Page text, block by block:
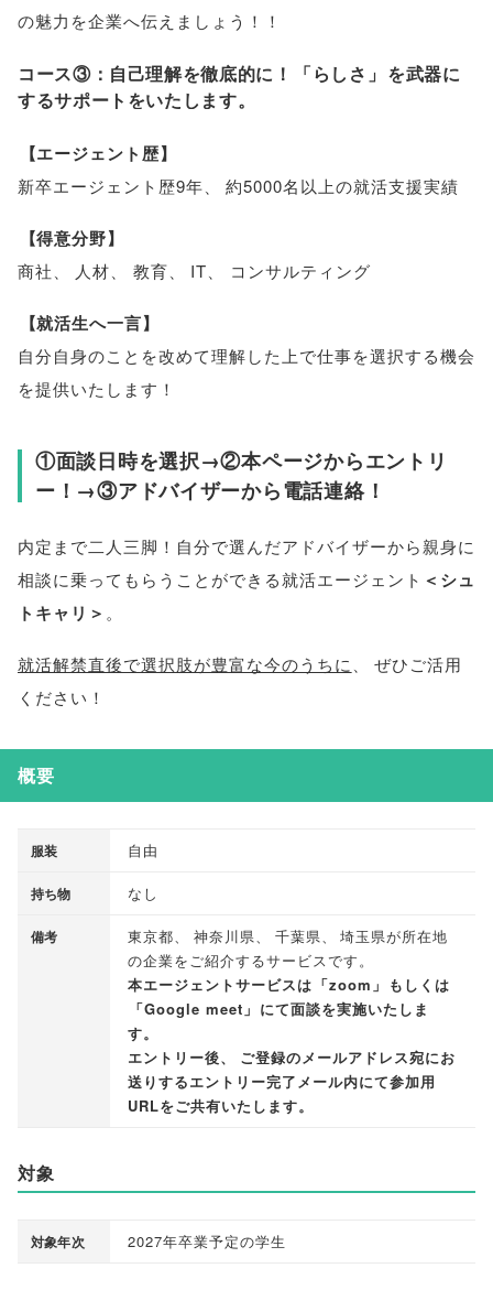
の魅力を企業へ伝えましょう！！
コース③：自己理解を徹底的に！ 「らしさ 」 を武器に
するサポートをいたします。
【エージェント歴】
新卒エージェント歴9年 約5000名以上の就活支援実績
【得意分野】
商社 人材 教育 IT コンサルティング
【就活生へ一言】
自分自身のことを改めて理解した上で仕事を選択する機会
を提供いたします！
①面談日時を選択→②本ページからエントリ
ー！→③アドバイザーから電話連絡！
内定まで二人三脚！自分で選んだアドバイザーから親身に
相談に乗ってもらうことができる就活エージェント ＜シュ
トキャリ＞ 。
就活解禁直後で選択肢が豊富な今のうちに
ぜひご活用
ください！
概要
服装 自由
持ち物 なし
備考 東京都、 神奈川県、 千葉県、
埼玉県が所在地
の企業をご紹介するサービスです。
本エージェントサービスは 「zoom 」 もしくは
「Google meet 」 にて面談を実施いたしま
す。
エントリー後、
ご登録のメールアドレス宛にお
送りするエントリー完了メール内にて参加用
URLをご共有いたします。
対象
対象年次 2027年卒業予定の学生